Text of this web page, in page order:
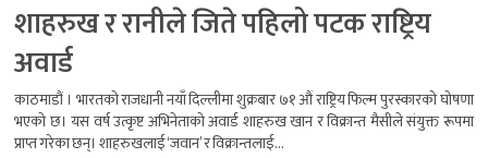
शाहरुख र रानीले जिते पहिलो पटक राष्ट्रिय
अवार्ड
काठमाडौं । भारतको राजधानी नयाँ दिल्लीमा शुक्रबार ७१ औं राष्ट्रिय फिल्म पुरस्कारको घोषणा
भएको छ। यस वर्ष उत्कृष्ट अभिनेताको अवार्ड शाहरुख खान र विक्रान्त मैसीले संयुक्त रूपमा
प्राप्त गरेका छन्। शाहरुखलाई ‘जवान’ र विक्रान्तलाई...